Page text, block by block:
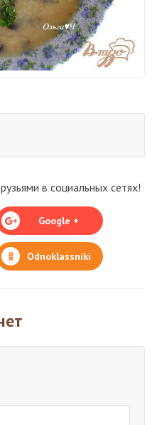
в социальных сетях!
Google +
Odnoklassniki